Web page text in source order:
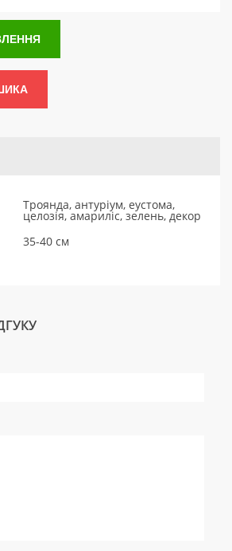
Троянда, антуріум, еустома,
целозія, амариліс, зелень, декор
35-40 см